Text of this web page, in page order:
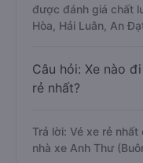
được đánh giá chất
Hòa, Hải Luân, An
Câu hỏi: Xe nào
rẻ nhất?
Trả lời: Vé xe rẻ
nhà xe Anh Thư